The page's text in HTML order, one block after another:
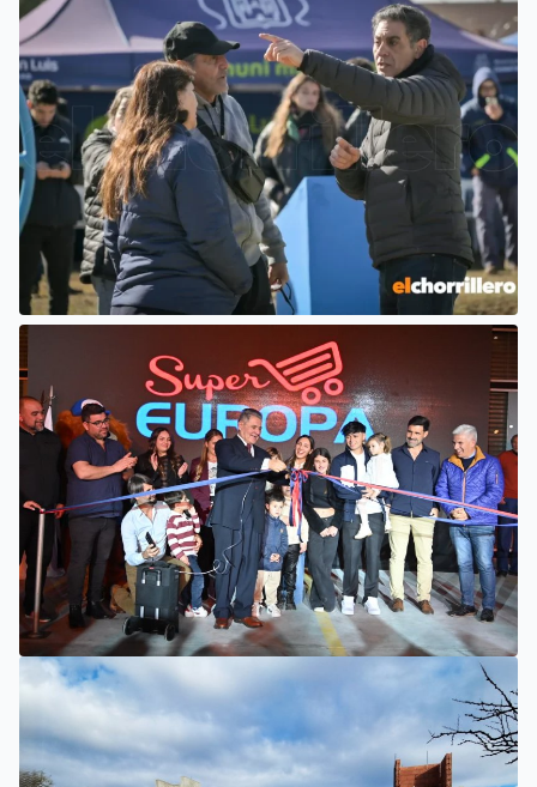
LA ESCUELA N°34 ESTRENÓ UNA SALA DE 3 AÑOS Y LAS
OBRAS QUE PERMITEN COMPLETAR EL CICLO
SECUNDARIO
EL INTENDENTE HISSA ATENDIÓ
INQUIETUDES DE VECINOS DEL
BARRIO AMPPARE
VILLA MERCEDES
EL SUEÑO DE UN EMPRENDEDOR QUE COMENZÓ HACE 30
AÑOS: SUPER EUROPA INAUGURÓ SU CUARTA SUCURSAL
EN VILLA MERCEDES